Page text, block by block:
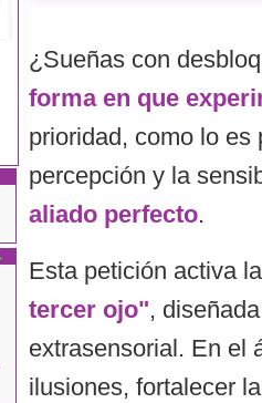
¿Sueñas con
forma en que
prioridad, como lo es
percepción y la
aliado perfecto.
Esta petición activa
tercer ojo",
extrasensorial. En el
ilusiones, fortalecer